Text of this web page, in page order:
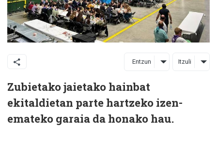
Entzun Itzuli
Zubietako jaietako hainbat
ekitaldietan parte hartzeko izen-
emateko garaia da honako hau.